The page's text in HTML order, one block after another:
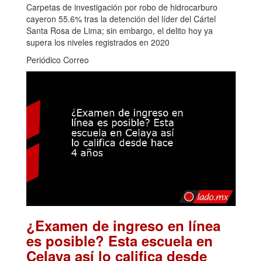
Carpetas de investigación por robo de hidrocarburo
cayeron 55.6% tras la detención del líder del Cártel
Santa Rosa de Lima; sin embargo, el delito hoy ya
supera los niveles registrados en 2020
Periódico Correo
¿Examen de ingreso en línea
es posible? Esta escuela en
Celaya así lo califica desde